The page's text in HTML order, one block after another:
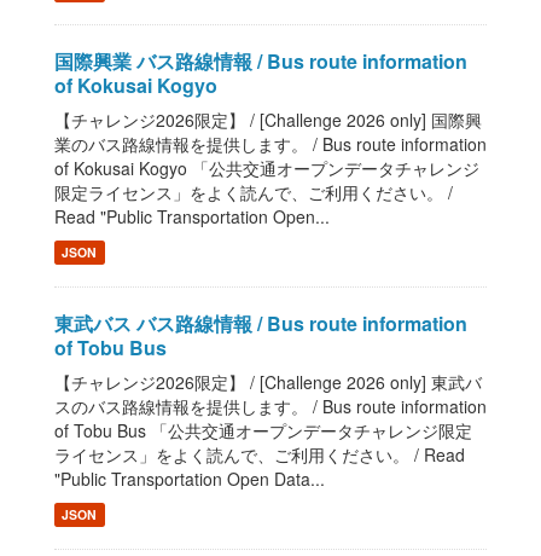
国際興業 バス路線情報 / Bus route information
of Kokusai Kogyo
【チャレンジ2026限定】 / [Challenge 2026 only] 国際興
業のバス路線情報を提供します。 / Bus route information
of Kokusai Kogyo 「公共交通オープンデータチャレンジ
限定ライセンス」をよく読んで、ご利用ください。 /
Read "Public Transportation Open...
JSON
東武バス バス路線情報 / Bus route information
of Tobu Bus
【チャレンジ2026限定】 / [Challenge 2026 only] 東武バ
スのバス路線情報を提供します。 / Bus route information
of Tobu Bus 「公共交通オープンデータチャレンジ限定
ライセンス」をよく読んで、ご利用ください。 / Read
"Public Transportation Open Data...
JSON